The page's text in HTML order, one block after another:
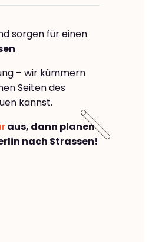
sorgen für einen
– wir kümmern
Seiten des
kannst.
aus, dann planen
nach Strassen!